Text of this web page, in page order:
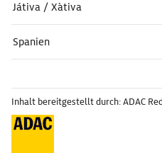
Játiva / Xàtiva
Spanien
Inhalt bereitgestellt durch: ADAC